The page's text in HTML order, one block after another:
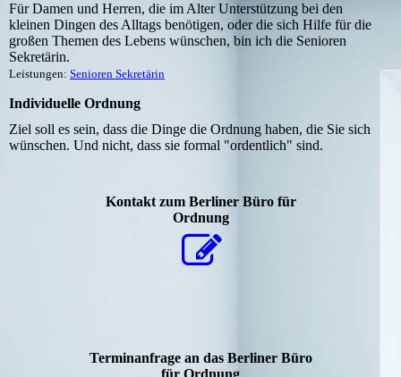
Für Damen und Herren, die im Alter Unterstützung bei den
kleinen Dingen des Alltags benötigen, oder die sich Hilfe für die
großen Themen des Lebens wünschen, bin ich die Senioren
Sekretärin.
Leistungen: Senioren Sekretärin
Individuelle Ordnung
Ziel soll es sein, dass die Dinge die Ordnung haben, die Sie sich
wünschen. Und nicht, dass sie formal "ordentlich" sind.
Kontakt zum Berliner Büro für
Ordnung
Terminanfrage an das Berliner Büro